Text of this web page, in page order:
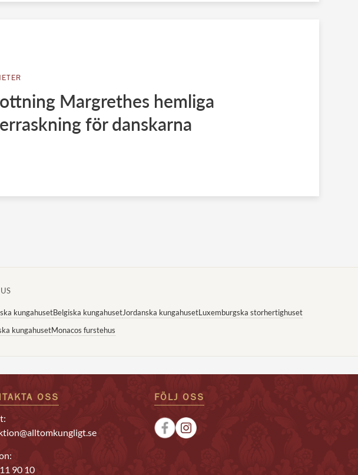
Margrethes hemliga
för danskarna
kungahusetBelgiska kungahusetJordanska kungahusetLuxemburgska storhertighuset
kungahusetMonacos furstehus
OSS
90 10
FÖLJ OSS